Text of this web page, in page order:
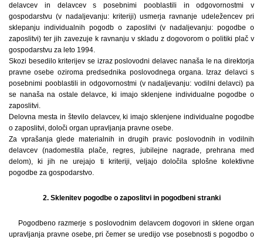
delavcev in delavcev s posebnimi pooblastili in odgovornostmi v
gospodarstvu (v nadaljevanju: kriteriji) usmerja ravnanje udeležencev pri
sklepanju individualnih pogodb o zaposlitvi (v nadaljevanju: pogodbe o
zaposlitvi) ter jih zavezuje k ravnanju v skladu z dogovorom o politiki plač v
gospodarstvu za leto 1994.
Skozi besedilo kriterijev se izraz poslovodni delavec nanaša le na direktorja
pravne osebe oziroma predsednika poslovodnega organa. Izraz delavci s
posebnimi pooblastili in odgovornostmi (v nadaljevanju: vodilni delavci) pa
se nanaša na ostale delavce, ki imajo sklenjene individualne pogodbe o
zaposlitvi.
Delovna mesta in število delavcev, ki imajo sklenjene individualne pogodbe
o zaposlitvi, določi organ upravljanja pravne osebe.
Za vprašanja glede materialnih in drugih pravic poslovodnih in vodilnih
delavcev (nadomestila plače, regres, jubilejne nagrade, prehrana med
delom), ki jih ne urejajo ti kriteriji, veljajo določila splošne kolektivne
pogodbe za gospodarstvo.
2. Sklenitev pogodbe o zaposlitvi in pogodbeni stranki
Pogodbeno razmerje s poslovodnim delavcem dogovori in sklene organ
upravljanja pravne osebe, pri čemer se uredijo vse posebnosti s pogodbo o